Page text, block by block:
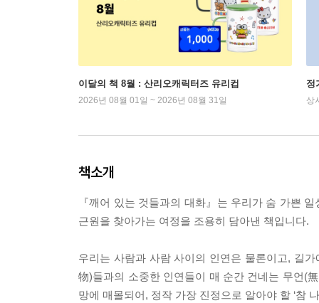
이달의 책 8월 : 산리오캐릭터즈 유리컵
2026년 08월 01일 ~ 2026년 08월 31일
정
상
책소개
『깨어 있는 것들과의 대화』는 우리가 숨 가쁜
근원을 찾아가는 여정을 조용히 담아낸 책입니다.
우리는 사람과 사람 사이의 인연은 물론이고, 길
物)들과의 소중한 인연들이 매 순간 건네는 무언(
망에 매몰되어, 정작 가장 진정으로 알아야 할 ‘참